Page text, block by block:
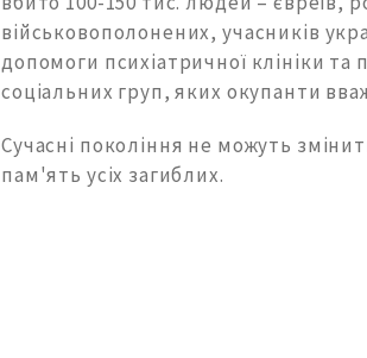
військовополонених, учасників
допомоги психіатричної клініки
соціальних груп, яких окупанти
Сучасні покоління не можуть
пам'ять усіх загиблих.